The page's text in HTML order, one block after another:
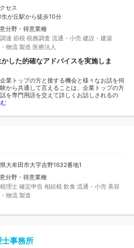
セス
生が丘駅から徒歩10分
分野・得意業種
達 節税 税務調査 流通・小売 建設・建築
物流 製造 医療法人
した的確なアドバイスを実施しま
業トップの方と接する機会と様々なお話を伺
から共通して言えることは、企業トップの方
を専門用語を交えて詳しくお話しされるの
大牟田市大字吉野1632番地1
分野・得意業種
理士 確定申告 相続税 飲食 流通・小売 美容
物流 製造
事務所